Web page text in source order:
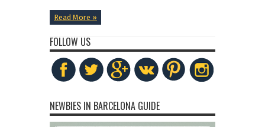
Read More »
FOLLOW US
NEWBIES IN BARCELONA GUIDE